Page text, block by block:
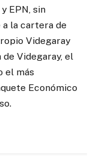
EPN, sin
a la cartera de
Videgaray
de Videgaray, el
el más
Económico